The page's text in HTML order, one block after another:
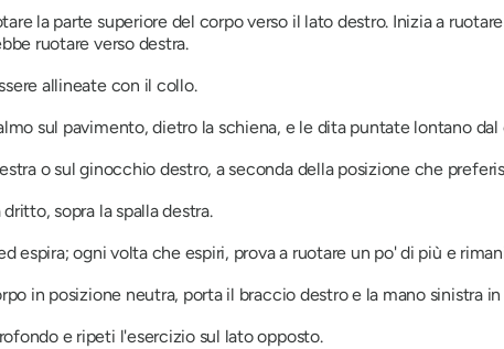
la parte superiore del corpo verso il lato destro. Inizia a
ruotare verso destra.
allineate con il collo.
sul pavimento, dietro la schiena, e le dita puntate lontano dal
o sul ginocchio destro, a seconda della posizione che
sopra la spalla destra.
espira; ogni volta che espiri, prova a ruotare un po' di più e
in posizione neutra, porta il braccio destro e la mano sinistra
e ripeti l'esercizio sul lato opposto.